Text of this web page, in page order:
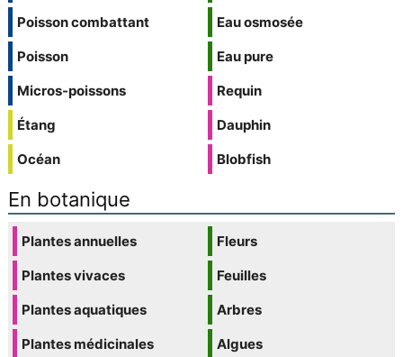
Poisson combattant
Poisson
Micros-poissons
Étang
Océan
Eau osmosée
Eau pure
Requin
Dauphin
Blobfish
En botanique
Plantes annuelles
Plantes vivaces
Plantes aquatiques
Plantes médicinales
Fleurs
Feuilles
Arbres
Algues